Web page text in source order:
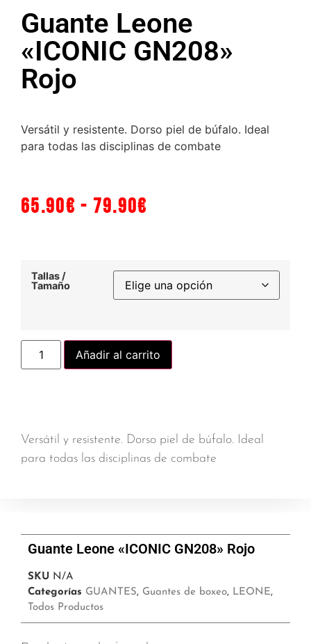
Guante Leone
«ICONIC GN208»
Rojo
Versátil y resistente. Dorso piel de búfalo. Ideal
para todas las disciplinas de combate
65.90€ - 79.90€
Tallas /
Tamaño
Añadir al carrito
Versátil y resistente. Dorso piel de búfalo. Ideal
para todas las disciplinas de combate
Guante Leone «ICONIC GN208» Rojo
SKU N/A
Categorías GUANTES, Guantes de boxeo, LEONE,
Todos Productos